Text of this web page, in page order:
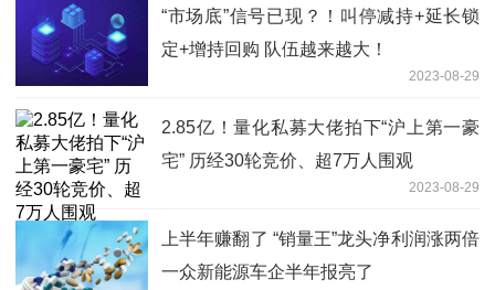
“市场底”信号已现？！叫停减持+延长锁
定+增持回购 队伍越来越大！
2023-08-29
2.85亿！量化私募大佬拍下“沪上第一豪
宅” 历经30轮竞价、超7万人围观
2023-08-29
上半年赚翻了 “销量王”龙头净利润涨两倍
一众新能源车企半年报亮了